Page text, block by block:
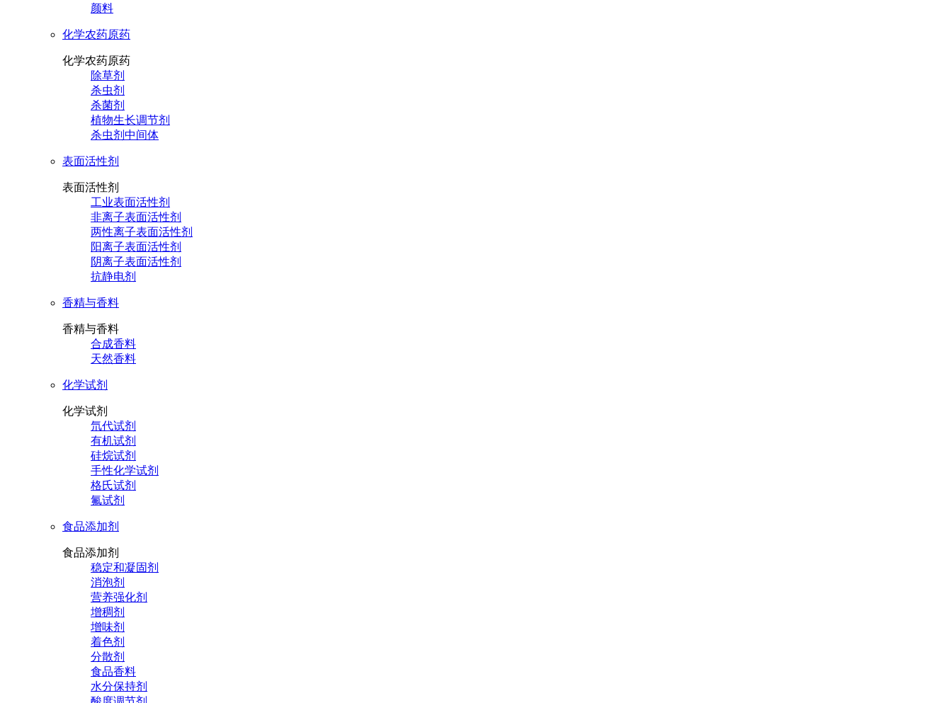
颜料
化学农药原药
化学农药原药
除草剂
杀虫剂
杀菌剂
植物生长调节剂
杀虫剂中间体
表面活性剂
表面活性剂
工业表面活性剂
非离子表面活性剂
两性离子表面活性剂
阳离子表面活性剂
阴离子表面活性剂
抗静电剂
香精与香料
香精与香料
合成香料
天然香料
化学试剂
化学试剂
氘代试剂
有机试剂
硅烷试剂
手性化学试剂
格氏试剂
氟试剂
食品添加剂
食品添加剂
稳定和凝固剂
消泡剂
营养强化剂
增稠剂
增味剂
着色剂
分散剂
食品香料
水分保持剂